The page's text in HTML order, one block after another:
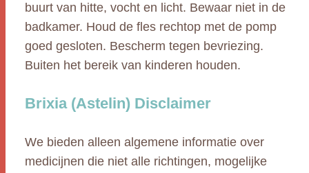
buurt van hitte, vocht en licht. Bewaar niet in de
badkamer. Houd de fles rechtop met de pomp
goed gesloten. Bescherm tegen bevriezing.
Buiten het bereik van kinderen houden.
Brixia (Astelin) Disclaimer
We bieden alleen algemene informatie over
medicijnen die niet alle richtingen, mogelijke